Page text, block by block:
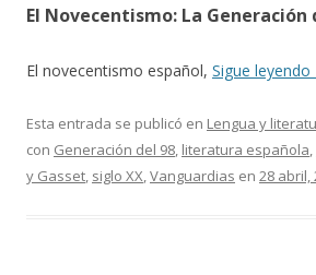
El Novecentismo: La Generación
El novecentismo español, Sigue leyendo
Esta entrada se publicó en Lengua y
con Generación del 98, literatura española,
y Gasset, siglo XX,Vanguardias en 28 abril,